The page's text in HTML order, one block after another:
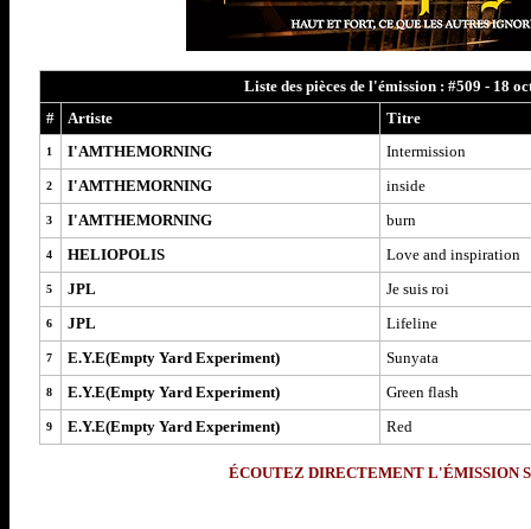
Liste des pièces de l'émission : #509 - 18
#
Artiste Titre
1 I'AMTHEMORNING Intermission
2 I'AMTHEMORNING inside
3 I'AMTHEMORNING burn
4 HELIOPOLIS Love and inspiration
5 JPL Je suis roi
6 JPL Lifeline
7 E.Y.E(Empty Yard Experiment) Sunyata
8 E.Y.E(Empty Yard Experiment) Green flash
9 E.Y.E(Empty Yard Experiment) Red
ÉCOUTEZ DIRECTEMENT L'ÉMISSION